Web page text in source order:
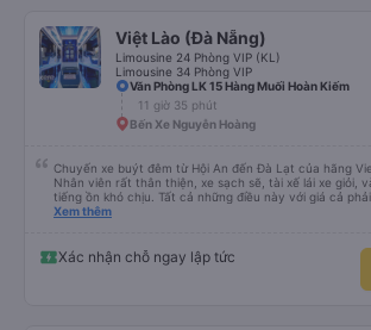
Việt Lào (Đà Nẵng)
Limousine 24 Phòng VIP (KL)
Limousine 34 Phòng VIP
Văn Phòng LK 15 Hàng Muối Hoàn Kiếm
11 giờ 35 phút
Bến Xe Nguyễn Hoàng
Chuyến xe buýt đêm từ Hội An đến Đà Lạt của hãng
Nhân viên rất thân thiện, xe sạch sẽ, tài xế lái xe giỏi,
tiếng ồn khó chịu. Tất cả những điều này với giá cả
bằng tiếng Anh rất suôn sẻ, vì vậy tôi rất khuyên bạn
không được ăn trên xe, nhưng có nhà hàng và quán ăn
dừng. Bạn phải cởi giày và đi chân trần. Tại các điểm
cung cấp khi bạn xuống xe; bạn phải trả lại chúng vào
Xem thêm
Xác nhận chỗ ngay lập tức